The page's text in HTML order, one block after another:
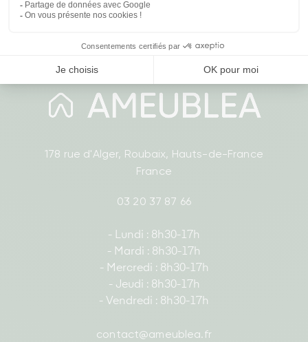
178 rue d'Alger, Roubaix, Hauts-de-France
France
03 20 37 87 66
- Lundi : 8h30-17h
- Mardi : 8h30-17h
- Mercredi : 8h30-17h
- Jeudi : 8h30-17h
- Vendredi : 8h30-17h
contact@ameublea.fr